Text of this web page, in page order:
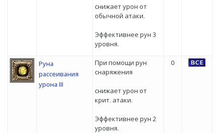
снижает урон от
обычной атаки.
Эффективнее рун 3
уровня.
Руна
рассеивания
урона III
При помощи рун
снаряжения
снижает урон от
крит. атаки.
Эффективнее рун 2
уровня.
0